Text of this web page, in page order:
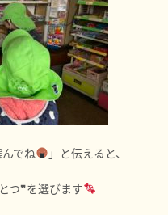
でね 」と伝えると、
つ❞を選びます